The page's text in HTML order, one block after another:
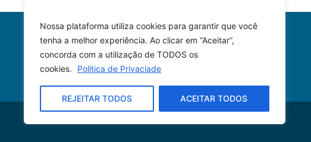
Nossa plataforma utiliza cookies para garantir que você
tenha a melhor experiência. Ao clicar em “Aceitar”,
concorda com a utilização de TODOS os
cookies.
Política de Privaciade
REJEITAR TODOS ACEITAR TODOS
© 2023 – Todos os direitos reservados.